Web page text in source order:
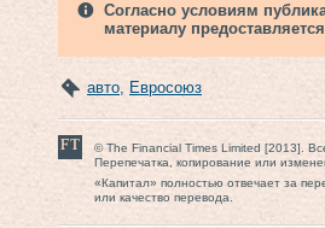
Согласно условиям
материалу
авто, Евросоюз
© The Financial Times Limited [2013].
Перепечатка, копирование или
«Капитал» полностью отвечает за
или качество перевода.